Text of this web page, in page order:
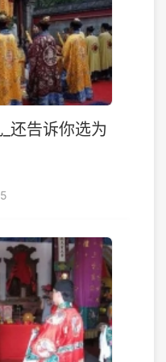
还告诉你选为